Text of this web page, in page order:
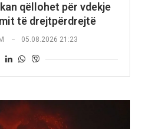
qëllohet për vdekje
të drejtpërdrejtë
05.08.2026 21:23